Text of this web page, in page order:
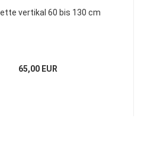
vertikal 60 bis 130 cm
65,00 EUR